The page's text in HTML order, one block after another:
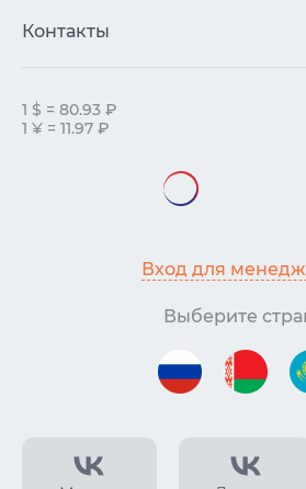
Контакты
1 $ = 80.93 ₽
1 ¥ = 11.97 ₽
Вход для
Выберите